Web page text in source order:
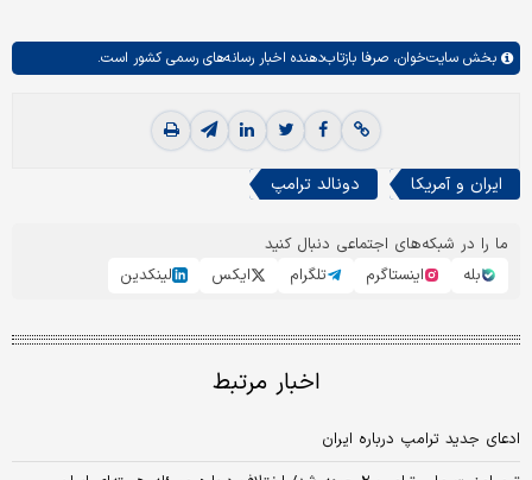
بخش سایت‌خوان، صرفا بازتاب‌دهنده اخبار رسانه‌های رسمی کشور است.
ایران و آمریکا دونالد ترامپ
ما را در شبکه‌های اجتماعی دنبال کنید
بله
اینستاگرم تلگرام ایکس لینکدین
اخبار مرتبط
ادعای جدید ترامپ درباره ایران